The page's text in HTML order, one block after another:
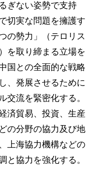
ぎない姿勢で支持
切実な問題を擁護す
の勢力」（テロリス
を取り締まる立場を
国との全面的な戦略
、発展させるために
交流を緊密化する。
済貿易、投資、生産
の分野の協力及び地
上海協力機構などの
と協力を強化する。